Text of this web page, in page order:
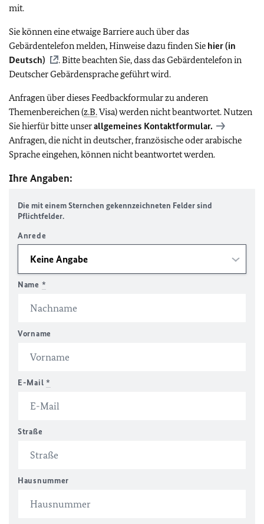
mit.
Sie können eine etwaige Barriere auch über das
Gebärdentelefon melden, Hinweise dazu finden Sie hier (in
Deutsch)
. Bitte beachten Sie, dass das Gebärdentelefon in
Deutscher Gebärdensprache geführt wird.
Anfragen über dieses Feedbackformular zu anderen
Themenbereichen (z.B.Visa) werden nicht beantwortet. Nutzen
Sie hierfür bitte unserallgemeines Kontaktformular.
Anfragen, die nicht in deutscher, französische oder arabische
Sprache eingehen, können nicht beantwortet werden.
Ihre Angaben:
Die mit einem Sternchen gekennzeichneten Felder sind
Pflichtfelder.
Anrede
Name *
Vorname
E-Mail *
Straße
Hausnummer